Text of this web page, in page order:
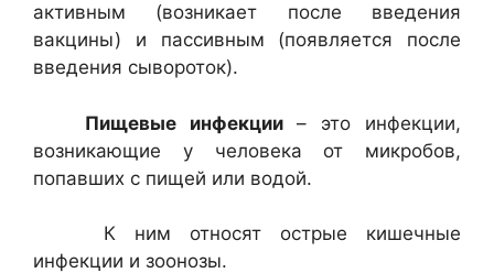
активным (возни­кает после введения
вакцины) и пассивным (появляется после
вве­дения сывороток).
Пищевые инфекции– это инфекции,
возникающие у человека от микробов,
попавших с пищей или водой.
К ним относят острые кишечные
инфекции и зоонозы.